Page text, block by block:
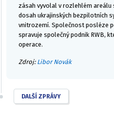
zásah vyvolal v rozlehlém
dosah ukrajinských bezpilotních
vnitrozemí. Společnost posléze
spravuje společný podnik RWB,
operace.
Zdroj: Libor Novák
DALŠÍ ZPRÁVY